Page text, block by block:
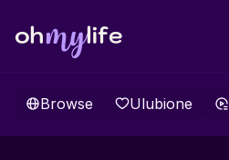
Browse Ulubione